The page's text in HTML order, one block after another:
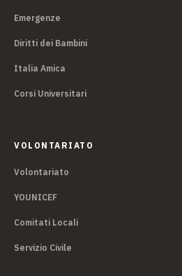
Emergenze
Diritti dei Bambini
Italia Amica
Corsi Universitari
VOLONTARIATO
Volontariato
YOUNICEF
Comitati Locali
Servizio Civile